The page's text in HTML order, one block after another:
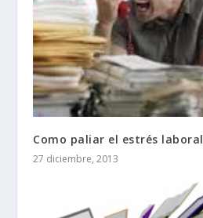
Como paliar el estrés laboral
27 diciembre, 2013